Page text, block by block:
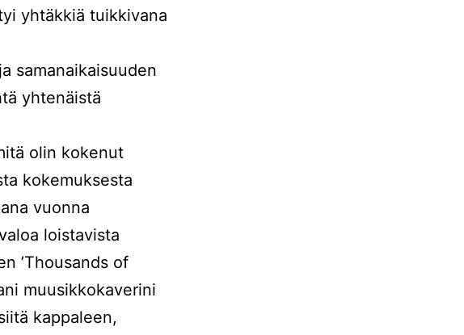
yhtäkkiä tuikkivana
samanaikaisuuden
yhtenäistä
olin kokenut
kokemuksesta
vuonna
loistavista
’Thousands of
muusikkokaverini
kappaleen,